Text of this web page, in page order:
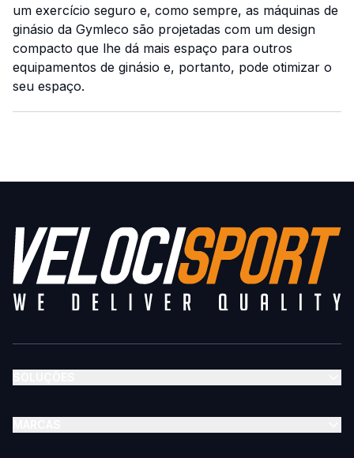
um exercício seguro e, como sempre, as máquinas de
ginásio da Gymleco são projetadas com um design
compacto que lhe dá mais espaço para outros
equipamentos de ginásio e, portanto, pode otimizar o
seu espaço.